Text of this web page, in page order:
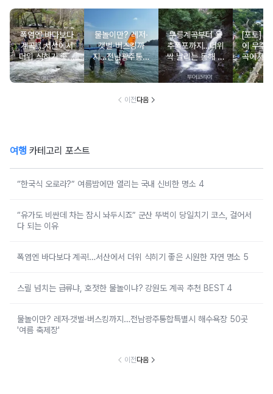
폭염엔 바다보다
계곡!…서산에서
더위 식히기 좋은
시원한 자연 명소
5
물놀이만? 레저·
갯벌·버스킹까
지…전남광주통합
특별시 해수욕장
50곳 '여름 축제
무릉계곡부터 용
추폭포까지…더위
싹 날리는 동해 계
곡·폭포 명소 5
[포토] 8일, 15일
에 무주
곡에서
관광 콘
통 낙화
이전다음
여행 카테고리 포스트
“한국식 오로라?” 여름밤에만 열리는 국내 신비한 명소 4
“유가도 비싼데 차는 잠시 놔두시죠” 군산 뚜벅이 당일치기 코스, 걸어서
다 되는 이유
폭염엔 바다보다 계곡!…서산에서 더위 식히기 좋은 시원한 자연 명소 5
스릴 넘치는 급류냐, 호젓한 물놀이냐? 강원도 계곡 추천 BEST 4
물놀이만? 레저·갯벌·버스킹까지…전남광주통합특별시 해수욕장 50곳
'여름 축제장'
이전다음